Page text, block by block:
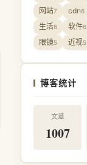
网站7 cdn6
生活6 软件6
眼镜5 近视5
博客统计
文章
1007